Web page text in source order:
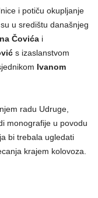
i potiču okupljanje
u središtu današnjeg
Čovića i
s izaslanstvom
Ivanom
radu Udruge,
monografije u povodu
bi trebala ugledati
krajem kolovoza.